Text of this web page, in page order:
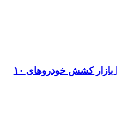
بن‌بست واردات خودرو؛ چرا بازار کشش خودروهای ۱۰